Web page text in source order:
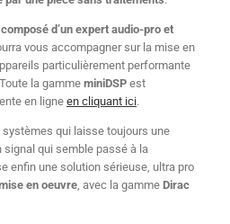
composé d’un expert audio-pro et
vous accompagner sur la mise en
particulièrement performante
la gamme miniDSP est
en ligne en cliquant ici.
qui laisse toujours une
signal qui semble passé à la
enfin une solution sérieuse, ultra pro
en oeuvre , avec la gamme Dirac